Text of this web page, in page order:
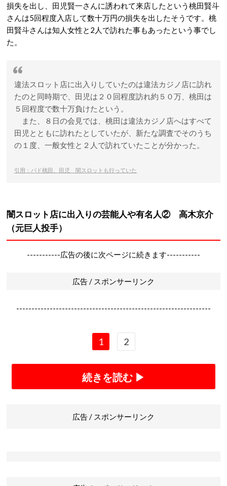
損失を出し、田児賢一さんに誘われて来店したという桃田賢斗
さんは5回程度入店して数十万円の損失を出したそうです。桃
田賢斗さんは知人女性と2人で訪れた事もあったという事でし
た。
違法スロット店に出入りしていたのは違法カジノ店に訪れ
たのと同時期で、田児は２０回程度訪れ約５０万、桃田は
５回程度で数十万負けたという。
また、８日の会見では、桃田は違法カジノ店へはすべて
田児とともに訪れたとしていたが、新たな調査でそのうち
の１度、一般女性と２人で訪れていたことが分かった。
引用：バド桃田、田児 闇スロットも行っていた
闇スロット店に出入りの芸能人や有名人② 高木京介
（元巨人投手）
-----------広告の後に次ページに続きます-----------
広告 / スポンサーリンク
----------------------------------------------------------------
1 2
続きを読む ▶
広告 / スポンサーリンク